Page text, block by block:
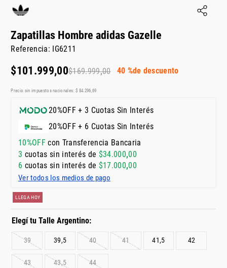
Zapatillas Hombre adidas Gazelle
Referencia: IG6211
$169.999,00
$101.999,00 40 %de descuento
Precio sin impuestos nacionales: $ 84 296 69
20%OFF + 3 Cuotas Sin Interés
20%OFF + 6 Cuotas Sin Interés
10%OFFcon Transferencia Bancaria
3 cuotas sin interés de $34.000,00
6 cuotas sin interés de $17.000,00
Ver todos los medios de pago
LLEGA HOY
39 39,5 40 41 41,5 42
43 43,5 44